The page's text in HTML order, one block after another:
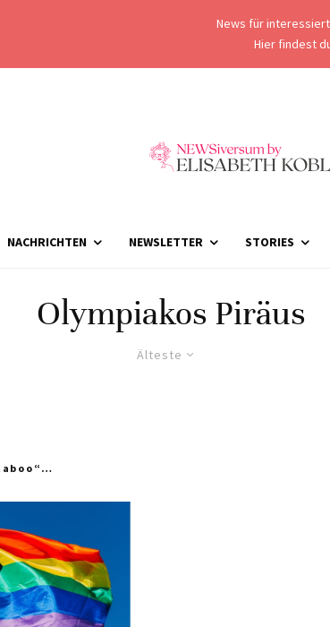
News für
Hier findest
NACHRICHTEN NEWSLETTER STORIES
Olympiakos Piräus
Älteste